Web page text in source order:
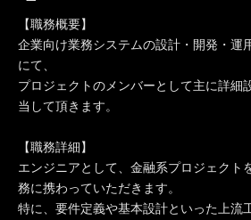
【職務概要】
企業向け業務システムの設計・開発・運
にて、
プロジェクトのメンバーとして主に詳細
当して頂きます。
【職務詳細】
エンジニアとして、金融系プロジェクト
務に携わっていただきます。
特に、要件定義や基本設計といった上流